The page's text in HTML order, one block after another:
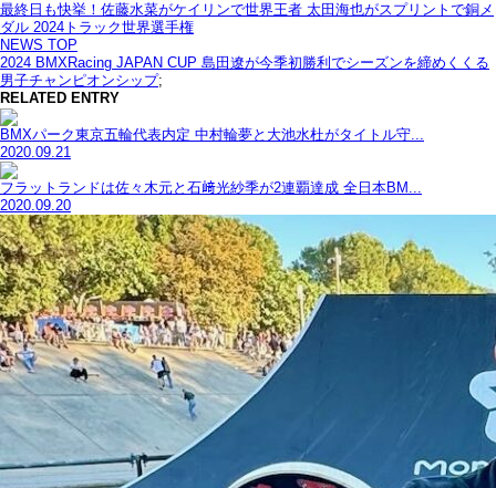
最終日も快挙！佐藤水菜がケイリンで世界王者 太田海也がスプリントで銅メ
ダル 2024トラック世界選手権
NEWS TOP
2024 BMXRacing JAPAN CUP 島田遼が今季初勝利でシーズンを締めくくる
男子チャンピオンシップ;
RELATED ENTRY
BMXパーク東京五輪代表内定 中村輪夢と大池水杜がタイトル守...
2020.09.21
フラットランドは佐々木元と石﨑光紗季が2連覇達成 全日本BM...
2020.09.20